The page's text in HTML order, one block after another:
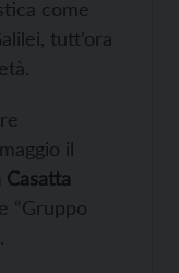
come
tutt’ora
il
Casatta
“Gruppo